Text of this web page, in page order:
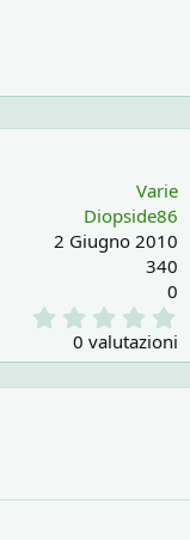
Varie
Diopside86
2 Giugno 2010
340
0
0
0
a
0 valutazioni